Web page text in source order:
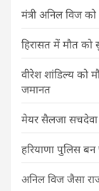
मंत्री अनिल विज
हिरासत में मौत को
वीरेश शांडिल्य को
जमानत
मेयर सैलजा सचदेवा
हरियाणा पुलिस
अनिल विज जैसा